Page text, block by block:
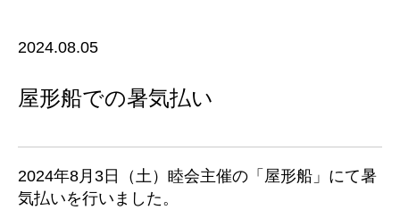
2024.08.05
屋形船での暑気払い
2024年8月3日（土）睦会主催の「屋形船」にて暑
気払いを行いました。